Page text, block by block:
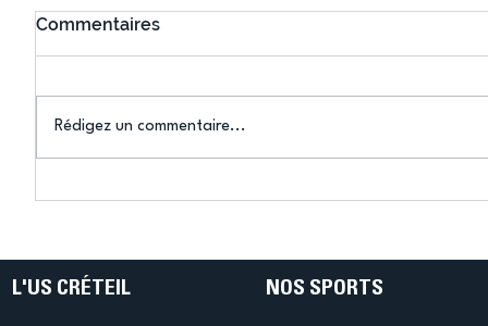
Ping ? Quand le tennis de
termine
Commentaires
Rédigez un commentaire...
L'US CRÉTEIL NOS SPORTS